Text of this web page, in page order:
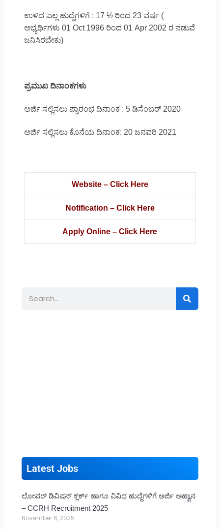
ಉಳಿದ ಎಲ್ಲ ಹುದ್ದೆಗಳಿಗೆ : 17 ½ ರಿಂದ 23 ವರ್ಷ (
ಅಭ್ಯರ್ಥಿಗಳು 01 Oct 1996 ರಿಂದ 01 Apr 2002 ರ ನಡುವೆ
ಜನಿಸಿರಬೇಕು)
ಪ್ರಮುಖ ದಿನಾಂಕಗಳು
ಅರ್ಜಿ ಸಲ್ಲಿಸಲು ಪ್ರಾರಂಭ ದಿನಾಂಕ : 5 ಡಿಸೆಂಬರ್ 2020
ಅರ್ಜಿ ಸಲ್ಲಿಸಲು ಕೊನೆಯ ದಿನಾಂಕ: 20 ಜನವರಿ 2021
Website – Click Here
Notification – Click Here
Apply Online – Click Here
Search
Latest Jobs
ಲೋವರ್ ಡಿವಿಷನ್ ಕ್ಲರ್ಕ್ ಹಾಗೂ ವಿವಿಧ ಹುದ್ದೆಗಳಿಗೆ ಅರ್ಜಿ ಅಹ್ವಾನ
– CCRH Recruitment 2025
November 6, 2025